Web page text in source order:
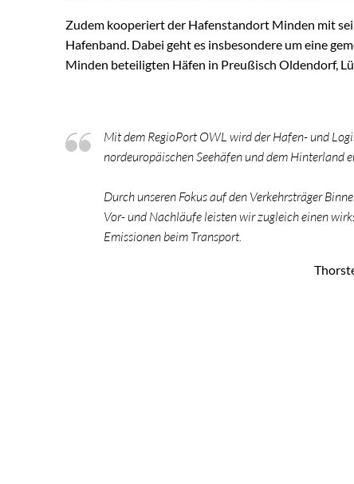
Zudem kooperiert der Hafenstandort Minden mit
Hafenband. Dabei geht es insbesondere um eine
Minden beteiligten Häfen in Preußisch Oldendorf,
Mit dem RegioPort OWL wird der Hafen- und
nordeuropäischen Seehäfen und dem Hinterland
Durch unseren Fokus auf den Verkehrsträger
Vor- und Nachläufe leisten wir zugleich einen
Emissionen beim Transport.